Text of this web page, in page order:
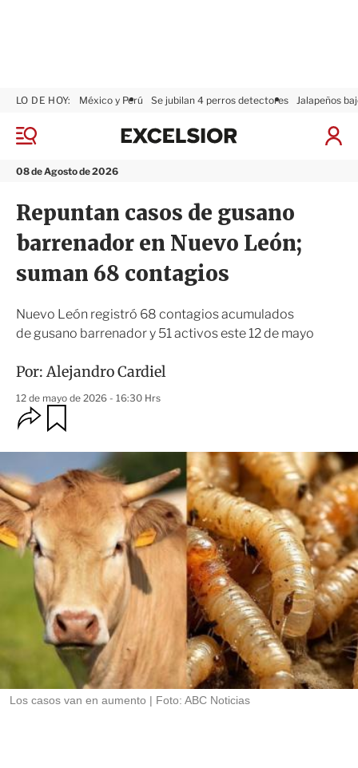
M
n
08 de Agosto de 2026
LO DE HOY: México y Perú Se jubilan 4 perros detectores Jalapeños
I
x
i
r
Repuntan casos de gusano
barrenador en Nuevo León;
suman 68 contagios
Nuevo León registró 68 contagios acumulados
de gusano barrenador y 51 activos este 12 de mayo
Por:Alejandro Cardiel
12 de mayo de 2026 - 16:30 Hrs
O
p
i
o
n
e
s
d
e
c
o
m
p
a
r
r
d
a
r
Los casos van en aumento Foto: ABC Noticias